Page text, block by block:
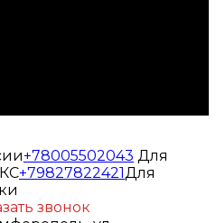
+78005502043 Для
+79827822421Для
звонок